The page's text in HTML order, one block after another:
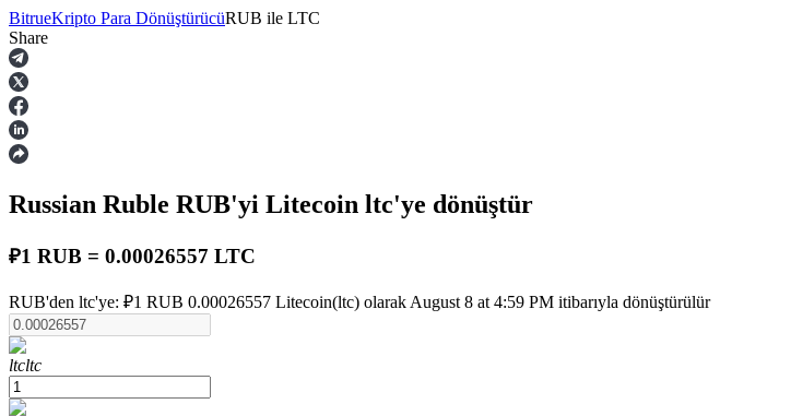
Vadeli İşlemler
USDT Vadeli İşlemleri
BitrueKripto Para DönüştürücüRUB ile LTC
Share
Russian Ruble RUB'yi Litecoin ltc'ye dönüştür
₽1 RUB = 0.00026557 LTC
RUB'den ltc'ye: ₽1 RUB 0.00026557 Litecoin(ltc) olarak August 8 at 4:59 PM itibarıyla dönüştürülür
ltcltc